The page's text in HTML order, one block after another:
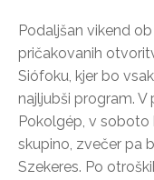
Podaljšan vikend
pričakovanih
Siófoku, kjer bo
najljubši program.
Pokolgép, v soboto
skupino, zvečer pa
Szekeres. Po